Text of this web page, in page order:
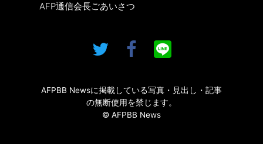
AFP通信会長ごあいさつ
AFPBB Newsに掲載している写真・見出し・記事
の無断使用を禁じます。
© AFPBB News